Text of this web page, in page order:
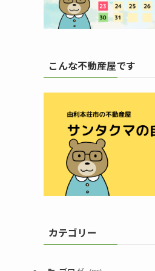
こんな不動産屋です
カテゴリー